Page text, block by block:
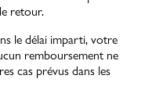
retour.
le délai imparti, votre
remboursement ne
cas prévus dans les